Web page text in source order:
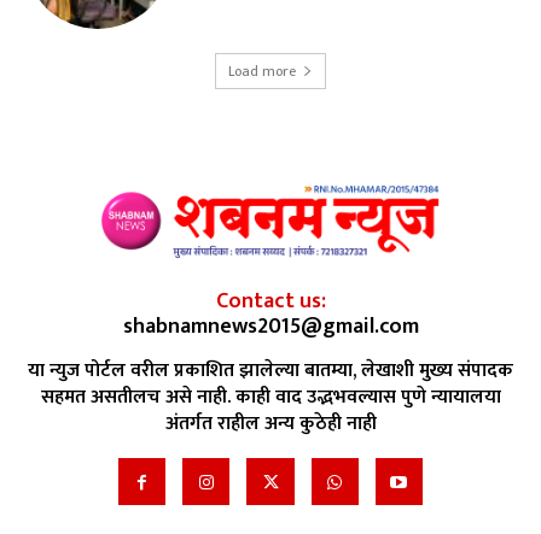
Load more
Contact us:
shabnamnews2015@gmail.com
या न्युज पोर्टल वरील प्रकाशित झालेल्या बातम्या, लेखाशी मुख्य संपादक
सहमत असतीलच असे नाही. काही वाद उद्भभवल्यास पुणे न्यायालया
अंतर्गत राहील अन्य कुठेही नाही